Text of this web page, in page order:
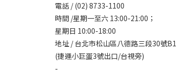
電話 / (02) 8733-1100
時間 /星期一至六 13:00-21:00；
星期日 10:00-18:00
地址 / 台北市松山區八德路三段30號B1
(捷運小巨蛋3號出口/台視旁)
-